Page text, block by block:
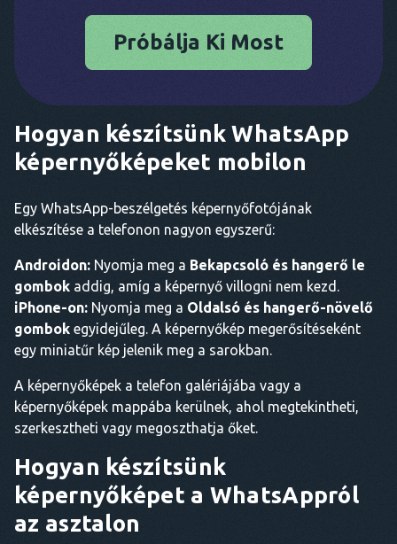
Próbálja Ki Most
Hogyan készítsünk WhatsApp
képernyőképeket mobilon
Egy WhatsApp-beszélgetés képernyőfotójának
elkészítése a telefonon nagyon egyszerű:
Androidon: Nyomja meg a Bekapcsoló és hangerő le
gombok addig, amíg a képernyő villogni nem kezd.
iPhone-on: Nyomja meg a Oldalsó és hangerő-növelő
gombok egyidejűleg. A képernyőkép megerősítéseként
egy miniatűr kép jelenik meg a sarokban.
A képernyőképek a telefon galériájába vagy a
képernyőképek mappába kerülnek, ahol megtekintheti,
szerkesztheti vagy megoszthatja őket.
Hogyan készítsünk
képernyőképet a WhatsAppról
az asztalon